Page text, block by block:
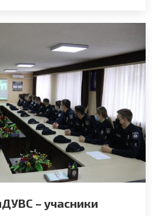
– учасники